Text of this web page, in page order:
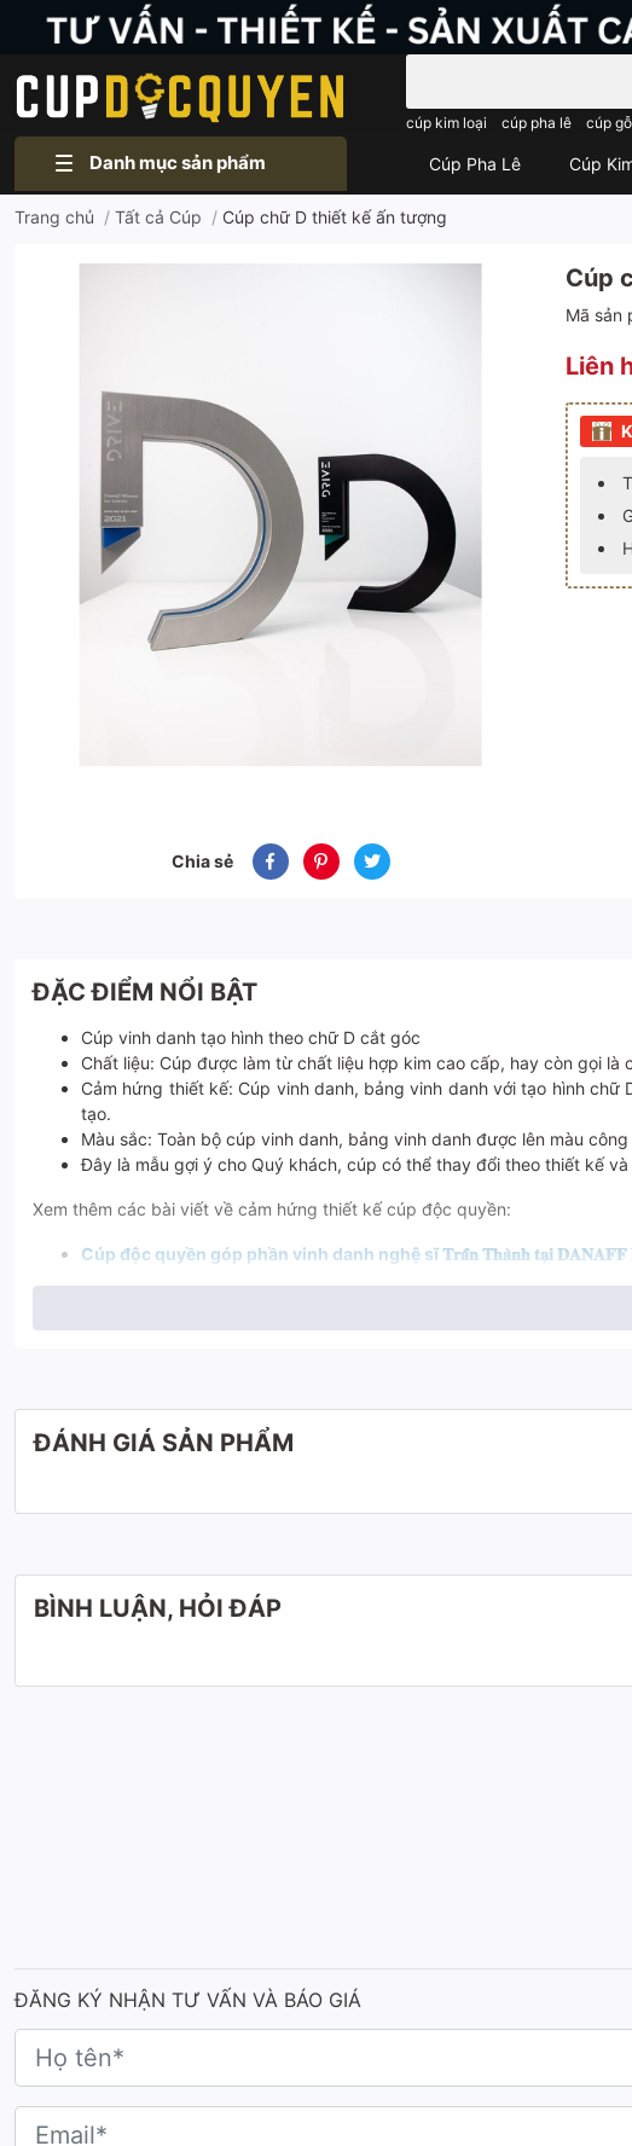
cúp kim loại cúp pha lê cúp gỗ
Danh mục sản phẩm Cúp Pha Lê Cúp
Trang chủ / Tất cả Cúp / Cúp chữ D thiết kế ấn tượng
Chia sẻ
Cúp
Mã sản
Liên
ĐẶC ĐIỂM NỔI BẬT
Cúp vinh danh tạo hình theo chữ D cắt góc
Chất liệu: Cúp được làm từ chất liệu hợp kim cao cấp, hay còn gọi
Cảm hứng thiết kế: Cúp vinh danh, bảng vinh danh với tạo hình
tạo.
Màu sắc: Toàn bộ cúp vinh danh, bảng vinh danh được lên màu
Đây là mẫu gợi ý cho Quý khách, cúp có thể thay đổi theo thiết kế
Xem thêm các bài viết về cảm hứng thiết kế cúp độc quyền:
Cúp độc quyền góp phần vinh danh nghệ sĩ 𝐓𝐫𝐚̂́𝐧 𝐓𝐡𝐚̀𝐧𝐡 𝐭𝐚̣𝐢 𝐃𝐀𝐍𝐀𝐅𝐅
Cúp độc quyền vinh hạnh được tập đoàn 𝐒𝐀𝐒𝐂𝐎 lựa chọn để góp
ĐÁNH GIÁ SẢN PHẨM
BÌNH LUẬN, HỎI ĐÁP
ĐĂNG KÝ NHẬN TƯ VẤN VÀ BÁO GIÁ